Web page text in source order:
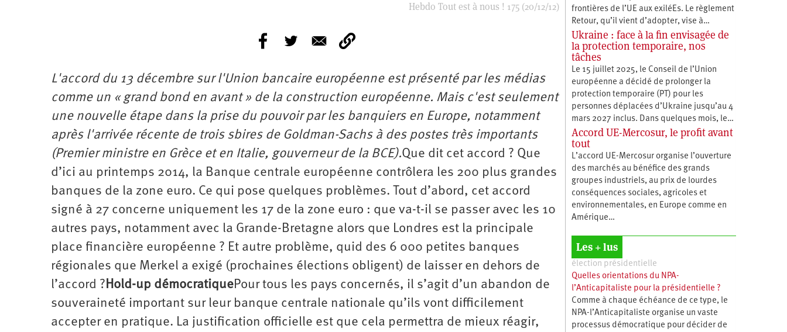
Hebdo Tout est à nous ! 175 (20/12/12)
L'accord du 13 décembre sur l'Union bancaire européenne est présenté par les médias
comme un « grand bond en avant » de la construction européenne. Mais c'est seulement
une nouvelle étape dans la prise du pouvoir par les banquiers en Europe, notamment
après l'arrivée récente de trois sbires de Goldman-Sachs à des postes très importants
(Premier ministre en Grèce et en Italie, gouverneur de la BCE).Que dit cet accord ? Que
d’ici au printemps 2014, la Banque centrale européenne contrôlera les 200 plus grandes
banques de la zone euro. Ce qui pose quelques problèmes. Tout d’abord, cet accord
signé à 27 concerne uniquement les 17 de la zone euro : que va-t-il se passer avec les 10
autres pays, notamment avec la Grande-Bretagne alors que Londres est la principale
place financière européenne ? Et autre problème, quid des 6 000 petites banques
régionales que Merkel a exigé (prochaines élections obligent) de laisser en dehors de
l’accord ?Hold-up démocratiquePour tous les pays concernés, il s’agit d’un abandon de
souveraineté important sur leur banque centrale nationale qu’ils vont difficilement
accepter en pratique. La justification officielle est que cela permettra de mieux réagir,
frontières de l’UE aux exiléEs. Le règlement
Retour, qu’il vient d’adopter, vise à…
Ukraine : face à la fin envisagée de
la protection temporaire, nos
tâches
Le 15 juillet 2025, le Conseil de l’Union
européenne a décidé de prolonger la
protection temporaire (PT) pour les
personnes déplacées d’Ukraine jusqu’au 4
mars 2027 inclus. Dans quelques mois, le…
Accord UE-Mercosur, le profit avant
tout
L’accord UE-Mercosur organise l’ouverture
des marchés au bénéfice des grands
groupes industriels, au prix de lourdes
conséquences sociales, agricoles et
environnementales, en Europe comme en
Amérique…
Les + lus
élection présidentielle
Quelles orientations du NPA-
l’Anticapitaliste pour la présidentielle ?
Comme à chaque échéance de ce type, le
NPA-l’Anticapitaliste organise un vaste
processus démocratique pour décider de